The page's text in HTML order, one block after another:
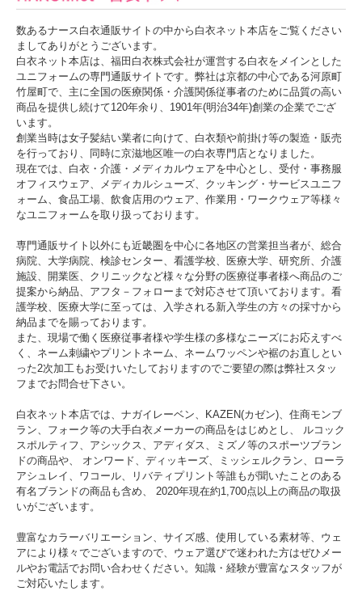
数あるナース白衣通販サイトの中から白衣ネット本店をご覧ください
ましてありがとうございます。
白衣ネット本店は、福田白衣株式会社が運営する白衣をメインとした
ユニフォームの専門通販サイトです。弊社は京都の中心である河原町
竹屋町で、主に全国の医療関係・介護関係従事者のために品質の高い
商品を提供し続けて120年余り、1901年(明治34年)創業の企業でござ
います。
創業当時は女子髪結い業者に向けて、白衣類や前掛け等の製造・販売
を行っており、同時に京滋地区唯一の白衣専門店となりました。
現在では、白衣・介護・メディカルウェアを中心とし、受付・事務服
オフィスウェア、メディカルシューズ、クッキング・サービスユニフ
ォーム、食品工場、飲食店用のウェア、作業用・ワークウェア等様々
なユニフォームを取り扱っております。
専門通販サイト以外にも近畿圏を中心に各地区の営業担当者が、総合
病院、大学病院、検診センター、看護学校、医療大学、研究所、介護
施設、開業医、クリニックなど様々な分野の医療従事者様へ商品のご
提案から納品、アフタ－フォローまで対応させて頂いております。看
護学校、医療大学に至っては、入学される新入学生の方々の採寸から
納品までを賜っております。
また、現場で働く医療従事者様や学生様の多様なニーズにお応えすべ
く、ネーム刺繍やプリントネーム、ネームワッペンや裾のお直しとい
った2次加工もお受けいたしておりますのでご要望の際は弊社スタッ
フまでお問合せ下さい。
白衣ネット本店では、ナガイレーベン、KAZEN(カゼン)、住商モンブ
ラン、フォーク等の大手白衣メーカーの商品をはじめとし、 ルコック
スポルティフ、アシックス、アディダス、ミズノ等のスポーツブラン
ドの商品や、 オンワード、ディッキーズ、ミッシェルクラン、ローラ
アシュレイ、ワコール、リバティプリント等誰もが聞いたことのある
有名ブランドの商品も含め、 2020年現在約1,700点以上の商品の取扱
いがございます。
豊富なカラーバリエーション、サイズ感、使用している素材等、ウェ
アにより様々でございますので、ウェア選びで迷われた方はぜひメー
ルやお電話でお問い合わせください。知識・経験が豊富なスタッフが
ご対応いたします。